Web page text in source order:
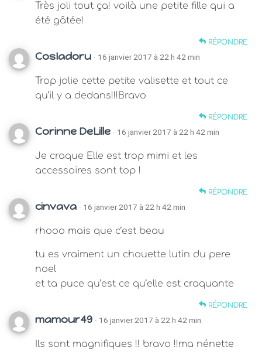
Très joli tout ça! voilà une petite fille qui a
été gâtée!
RÉPONDRE
CosIadoru · 16 janvier 2017 à 22 h 42 min
Trop jolie cette petite valisette et tout ce
qu’il y a dedans!!!Bravo
RÉPONDRE
Corinne DeLille · 16 janvier 2017 à 22 h 42 min
Je craque Elle est trop mimi et les
accessoires sont top !
RÉPONDRE
cinvava · 16 janvier 2017 à 22 h 42 min
rhooo mais que c’est beau
tu es vraiment un chouette lutin du pere
noel
et ta puce qu’est ce qu’elle est craquante
RÉPONDRE
mamour49 · 16 janvier 2017 à 22 h 42 min
Ils sont magnifiques !! bravo !!ma nénette